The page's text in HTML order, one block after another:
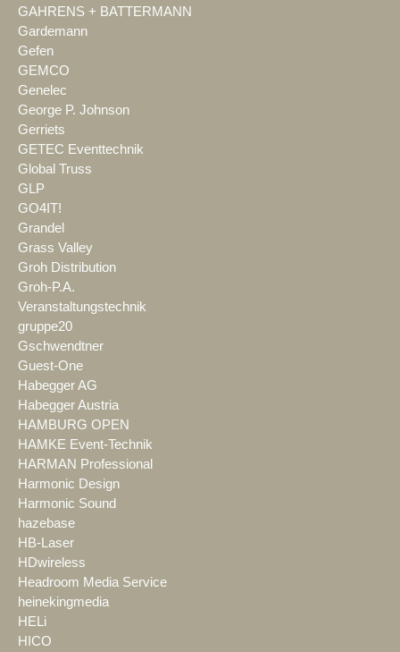
GAHRENS + BATTERMANN
Gardemann
Gefen
GEMCO
Genelec
George P. Johnson
Gerriets
GETEC Eventtechnik
Global Truss
GLP
GO4IT!
Grandel
Grass Valley
Groh Distribution
Groh-P.A.
Veranstaltungstechnik
gruppe20
Gschwendtner
Guest-One
Habegger AG
Habegger Austria
HAMBURG OPEN
HAMKE Event-Technik
HARMAN Professional
Harmonic Design
Harmonic Sound
hazebase
HB-Laser
HDwireless
Headroom Media Service
heinekingmedia
HELi
HICO